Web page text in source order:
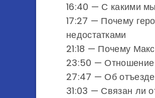
16:40 — С какими
17:27 — Почему
недостатками
21:18 — Почему
23:50 —
27:47 — Об
31:03 — Связан ли